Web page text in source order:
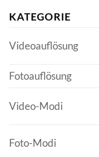
KATEGORIE
Videoauflösung
Fotoauflösung
Video-Modi
Foto-Modi